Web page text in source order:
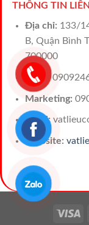
THÔNG TIN
Địa chỉ: 133/
B, Quận Bình
700000
Sales:
Marketing:
Email:
Website: